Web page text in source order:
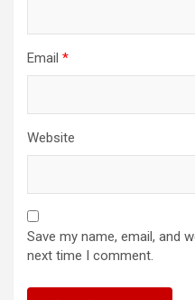
Email *
Website
Save my name, email, and
next time I comment.